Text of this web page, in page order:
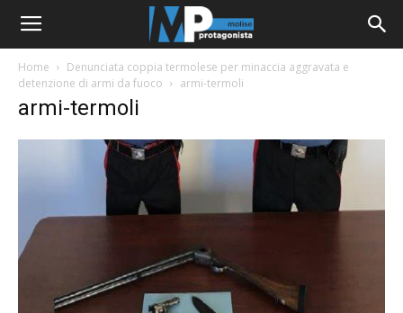
Home
Denunciata coppia termolese per minaccia aggravata e
detenzione di armi da fuoco
armi-termoli
armi-termoli